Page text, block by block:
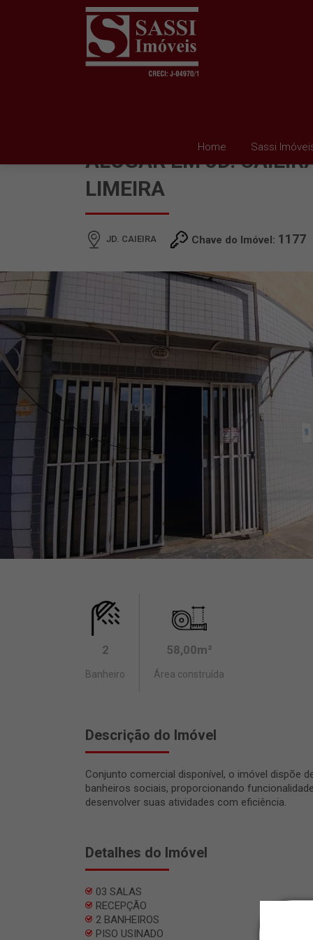
Home Sassi
ALUGAR EM JD.
LIMEIRA
JD. CAIEIRA Chave do Imóvel: 1177
2
Banheiro
58,00m²
Área construída
Descrição do Imóvel
Conjunto comercial disponível, o imóvel dispõe
banheiros sociais, proporcionando
desenvolver suas atividades com eficiência.
Detalhes do Imóvel
03 SALAS
RECEPÇÃO
2 BANHEIROS
PISO USINADO